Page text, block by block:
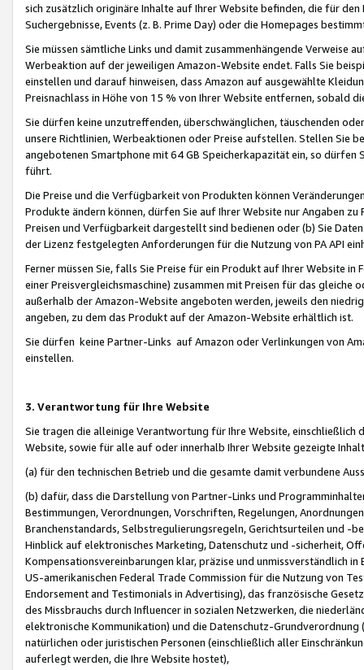
sich zusätzlich originäre Inhalte auf Ihrer Website befinden, die für
Suchergebnisse, Events (z. B. Prime Day) oder die Homepages
Sie müssen sämtliche Links und damit zusammenhängende
Werbeaktion auf der jeweiligen Amazon-Website endet. Falls Sie
einstellen und darauf hinweisen, dass Amazon auf ausgewählte
Preisnachlass in Höhe von 15 % von Ihrer Website entfernen, sobald
Sie dürfen keine unzutreffenden, überschwänglichen, täuschenden
unsere Richtlinien, Werbeaktionen oder Preise aufstellen. Stellen Sie
angebotenen Smartphone mit 64 GB Speicherkapazität ein, so dürfen
führt.
Die Preise und die Verfügbarkeit von Produkten können
Produkte ändern können, dürfen Sie auf Ihrer Website nur Angaben
Preisen und Verfügbarkeit dargestellt sind bedienen oder (b) Sie
der Lizenz festgelegten Anforderungen für die Nutzung von PA API
Ferner müssen Sie, falls Sie Preise für ein Produkt auf Ihrer Website
einer Preisvergleichsmaschine) zusammen mit Preisen für das
außerhalb der Amazon-Website angeboten werden, jeweils den
angeben, zu dem das Produkt auf der Amazon-Website erhältlich ist.
Sie dürfen keine Partner-Links auf Amazon oder Verlinkungen von
einstellen.
3. Verantwortung für Ihre Website
Sie tragen die alleinige Verantwortung für Ihre Website,
Website, sowie für alle auf oder innerhalb Ihrer Website gezeigte
(a) für den technischen Betrieb und die gesamte damit verbundene
(b) dafür, dass die Darstellung von Partner-Links und
Bestimmungen, Verordnungen, Vorschriften, Regelungen,
Branchenstandards, Selbstregulierungsregeln, Gerichtsurteilen und -
Hinblick auf elektronisches Marketing, Datenschutz und -sicherheit,
Kompensationsvereinbarungen klar, präzise und unmissverständlich
US-amerikanischen Federal Trade Commission für die Nutzung von
Endorsement and Testimonials in Advertising), das französische
des Missbrauchs durch Influencer in sozialen Netzwerken, die
elektronische Kommunikation) und die Datenschutz-
natürlichen oder juristischen Personen (einschließlich aller
auferlegt werden, die Ihre Website hostet),